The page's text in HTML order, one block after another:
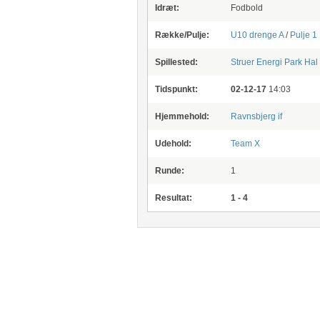
Idræt: Fodbold
Række/Pulje: U10 drenge A/ Pulje 1
Spillested: Struer Energi ParkHal
Tidspunkt: 02-12-17 14:03
Hjemmehold: Ravnsbjerg if
Udehold: Team X
Runde: 1
Resultat: 1 - 4